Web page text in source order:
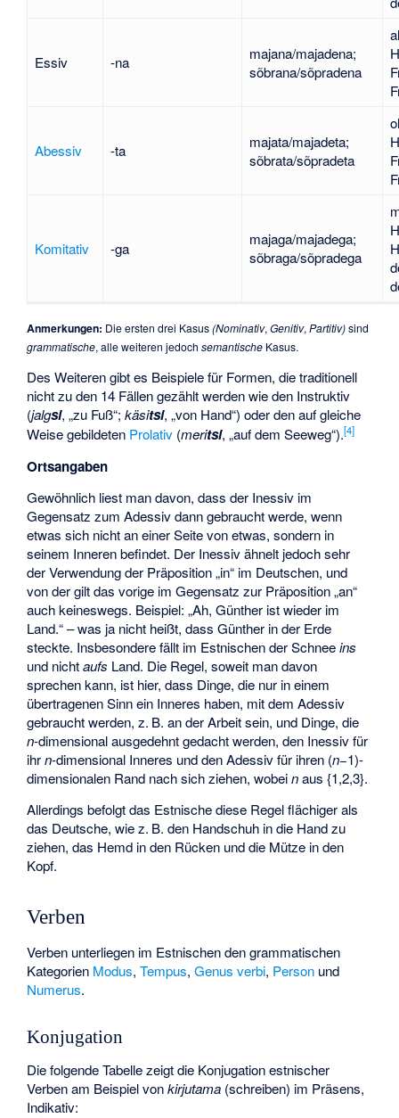
Essiv -na
majana/majadena;
sõbrana/sõpradena
Abessiv -ta
majata/majadeta;
sõbrata/sõpradeta
Komitativ -ga
majaga/majadega;
sõbraga/sõpradega
Anmerkungen: Die ersten drei Kasus(Nominativ,Genitiv,Partitiv)sind
grammatische, alle weiteren jedochsemantische Kasus.
Des Weiteren gibt es Beispiele für Formen, die traditionell
nicht zu den 14 Fällen gezählt werden wie den Instruktiv
(jalgsi, „zu Fuß“;käsitsi, „von Hand“) oder den auf gleiche
Weise gebildeten Prolativ (meritsi, „auf dem Seeweg“).[4]
Ortsangaben
Gewöhnlich liest man davon, dass der Inessiv im
Gegensatz zum Adessiv dann gebraucht werde, wenn
etwas sich nicht an einer Seite von etwas, sondern in
seinem Inneren befindet. Der Inessiv ähnelt jedoch sehr
der Verwendung der Präposition „in“ im Deutschen, und
von der gilt das vorige im Gegensatz zur Präposition „an“
auch keineswegs. Beispiel: „Ah, Günther ist wieder im
Land.“ – was ja nicht heißt, dass Günther in der Erde
steckte. Insbesondere fällt im Estnischen der Schneeins
und nichtaufs Land. Die Regel, soweit man davon
sprechen kann, ist hier, dass Dinge, die nur in einem
übertragenen Sinn ein Inneres haben, mit dem Adessiv
gebraucht werden, z. B. an der Arbeit sein, und Dinge, die
n-dimensional ausgedehnt gedacht werden, den Inessiv für
ihrn-dimensional Inneres und den Adessiv für ihren (n−1)-
dimensionalen Rand nach sich ziehen, wobeinaus {1,2,3}.
Allerdings befolgt das Estnische diese Regel flächiger als
das Deutsche, wie z. B. den Handschuh in die Hand zu
ziehen, das Hemd in den Rücken und die Mütze in den
Kopf.
Verben
Verben unterliegen im Estnischen den grammatischen
Kategorien Modus,Tempus,Genus verbi, Person und
Numerus.
Konjugation
Die folgende Tabelle zeigt die Konjugation estnischer
Verben am Beispiel vonkirjutama (schreiben) im Präsens,
Indikativ: